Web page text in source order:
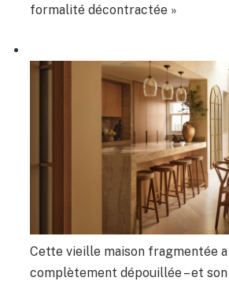
formalité décontractée »
Cette vieille maison fragmentée
complètement dépouillée – et